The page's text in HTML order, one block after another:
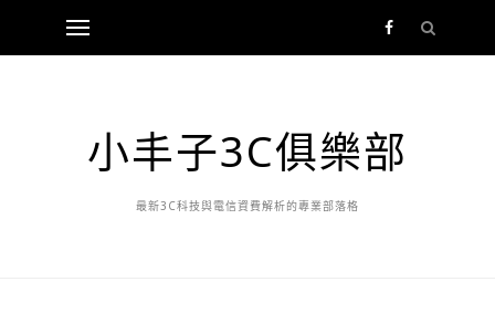
小丰子3C俱樂部
最新3C科技與電信資費解析的專業部落格